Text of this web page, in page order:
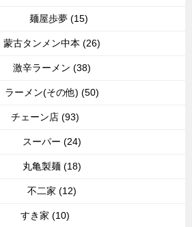
麺屋歩夢 (15)
蒙古タンメン中本 (26)
激辛ラーメン (38)
ラーメン(その他) (50)
チェーン店 (93)
スーパー (24)
丸亀製麺 (18)
不二家 (12)
すき家 (10)